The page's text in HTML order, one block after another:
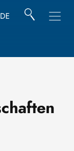
DE